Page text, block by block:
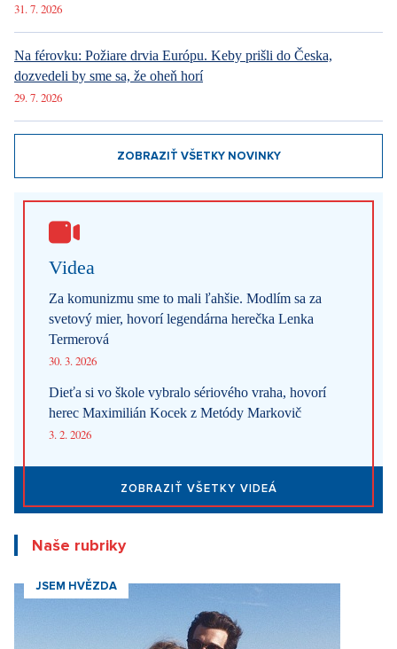
31. 7. 2026
Na férovku: Požiare drvia Európu. Keby prišli do Česka,
dozvedeli by sme sa, že oheň horí
29. 7. 2026
ZOBRAZIŤ VŠETKY NOVINKY
Videa
Za komunizmu sme to mali ľahšie. Modlím sa za
svetový mier, hovorí legendárna herečka Lenka
Termerová
30. 3. 2026
Dieťa si vo škole vybralo sériového vraha, hovorí
herec Maximilián Kocek z Metódy Markovič
3. 2. 2026
ZOBRAZIŤ VŠETKY VIDEÁ
Naše rubriky
JSEM HVĚZDA